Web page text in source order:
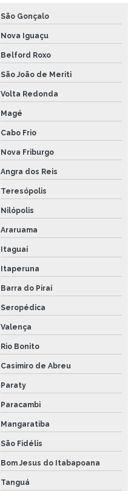
São Gonçalo
Nova Iguaçu
Belford Roxo
São João de Meriti
Volta Redonda
Magé
Cabo Frio
Nova Friburgo
Angra dos Reis
Teresópolis
Nilópolis
Araruama
Itaguaí
Itaperuna
Barra do Piraí
Seropédica
Valença
Rio Bonito
Casimiro de Abreu
Paraty
Paracambi
Mangaratiba
São Fidélis
Bom Jesus do Itabapoana
Tanguá